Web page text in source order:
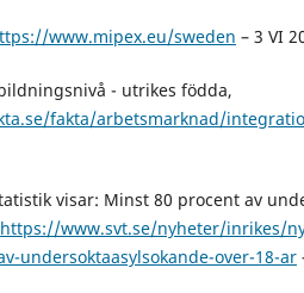
www.mipex.eu/sweden – 3 VI
- utrikes födda,
fakta/arbetsmarknad/
visar: Minst 80 procent av
https://www.svt.se/nyheter/inrikes/
undersoktaasylsokande-over-18-ar